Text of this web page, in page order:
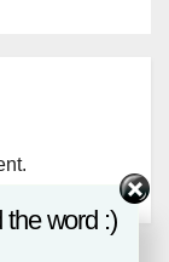
word :)